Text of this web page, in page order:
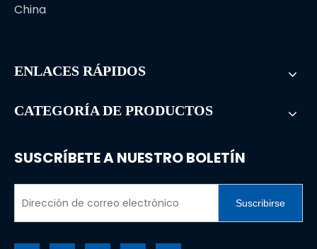
China
ENLACES RÁPIDOS
CATEGORÍA DE PRODUCTOS
SUSCRÍBETE A NUESTRO BOLETÍN
Suscribirse